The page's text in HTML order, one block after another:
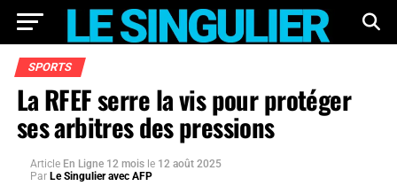
SPORTS
La RFEF serre la vis pour protéger
ses arbitres des pressions
Article En Ligne 12 mois le 12 août 2025
Par Le Singulier avec AFP